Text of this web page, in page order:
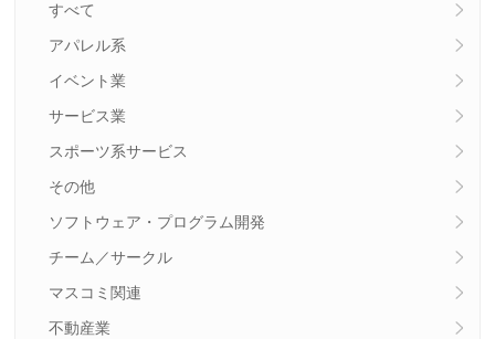
すべて
アパレル系
イベント業
サービス業
スポーツ系サービス
その他
ソフトウェア・プログラム開発
チーム／サークル
マスコミ関連
不動産業